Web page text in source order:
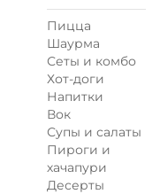
Пицца
Шаурма
Сеты и комбо
Хот-доги
Напитки
Вок
Супы и салаты
Пироги и
хачапури
Десерты